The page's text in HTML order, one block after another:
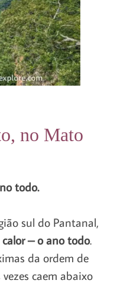
no Mato
todo.
sul do Pantanal,
– o ano todo.
da ordem de
caem abaixo